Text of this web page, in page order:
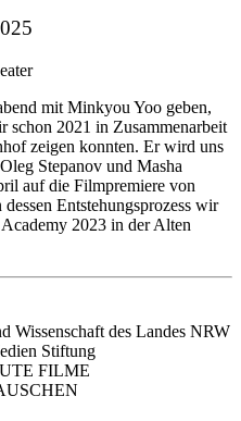
mit Minkyou Yoo geben,
schon 2021 in Zusammenarbeit
zeigen konnten. Er wird uns
Stepanov und Masha
auf die Filmpremiere von
Entstehungsprozess wir
2023 in der Alten